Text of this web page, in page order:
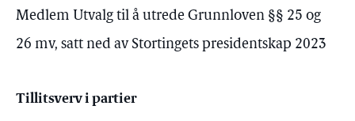
Medlem Utvalg til å utrede Grunnloven §§ 25 og
26 mv, satt ned av Stortingets presidentskap 2023
Tillitsverv i partier